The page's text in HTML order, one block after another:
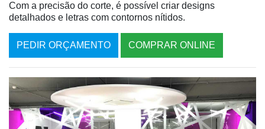
Com a precisão do corte, é possível criar designs
detalhados e letras com contornos nítidos.
PEDIR ORÇAMENTO COMPRAR ONLINE